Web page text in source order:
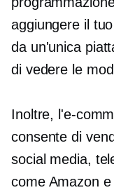
aggiungere il
da un'unica
di vedere le
Inoltre, l'e-
consente di
social media,
come Amazon